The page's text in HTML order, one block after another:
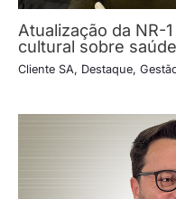
Atualização da NR-
cultural sobre
Cliente SA, Destaque,